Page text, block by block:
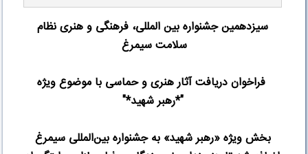
سیزدهمین جشنواره بین المللی، فرهنگی و هنری نظام
سلامت سیمرغ
فراخوان دریافت آثار هنری و حماسی با موضوع ویژه
"*رهبر شهید*"
بخش ویژه «رهبر شهید» به جشنواره بین‌المللی سیمرغ